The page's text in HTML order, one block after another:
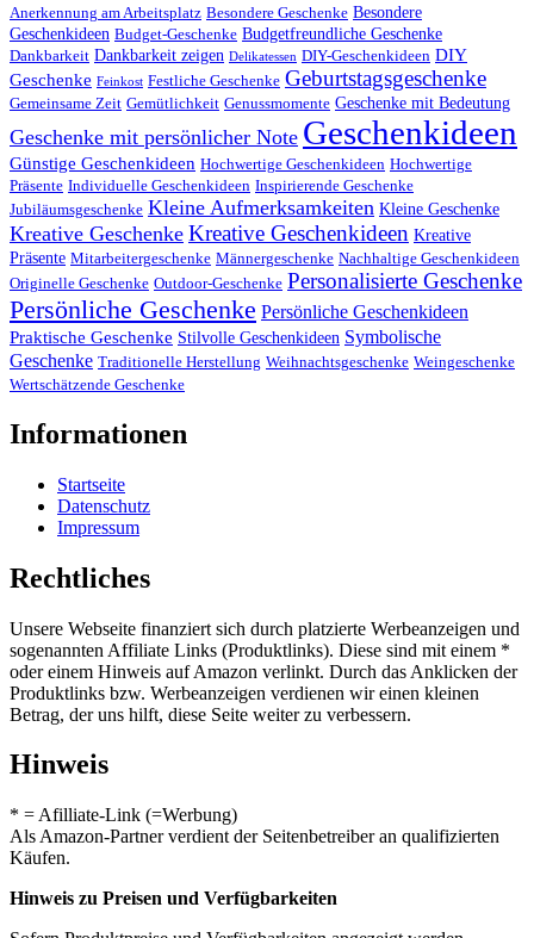
Anerkennung am Arbeitsplatz Besondere Geschenke Besondere
Geschenkideen Budget-Geschenke Budgetfreundliche Geschenke
Dankbarkeit Dankbarkeit zeigen Delikatessen DIY-Geschenkideen DIY
Geschenke Feinkost Festliche Geschenke Geburtstagsgeschenke
Gemeinsame Zeit Gemütlichkeit Genussmomente Geschenke mit Bedeutung
Geschenke mit persönlicher Note Geschenkideen
Günstige Geschenkideen Hochwertige Geschenkideen Hochwertige
Präsente Individuelle Geschenkideen Inspirierende Geschenke
Jubiläumsgeschenke Kleine Aufmerksamkeiten Kleine Geschenke
Kreative Geschenke Kreative Geschenkideen Kreative
Präsente Mitarbeitergeschenke Männergeschenke Nachhaltige Geschenkideen
Originelle Geschenke Outdoor-Geschenke Personalisierte Geschenke
Persönliche Geschenke Persönliche Geschenkideen
Praktische Geschenke Stilvolle Geschenkideen Symbolische
Geschenke Traditionelle Herstellung Weihnachtsgeschenke Weingeschenke
Wertschätzende Geschenke
Informationen
Startseite
Datenschutz
Impressum
Rechtliches
Unsere Webseite finanziert sich durch platzierte Werbeanzeigen und
sogenannten Affiliate Links (Produktlinks). Diese sind mit einem *
oder einem Hinweis auf Amazon verlinkt. Durch das Anklicken der
Produktlinks bzw. Werbeanzeigen verdienen wir einen kleinen
Betrag, der uns hilft, diese Seite weiter zu verbessern.
Hinweis
* = Afilliate-Link (=Werbung)
Als Amazon-Partner verdient der Seitenbetreiber an qualifizierten
Käufen.
Hinweis zu Preisen und Verfügbarkeiten